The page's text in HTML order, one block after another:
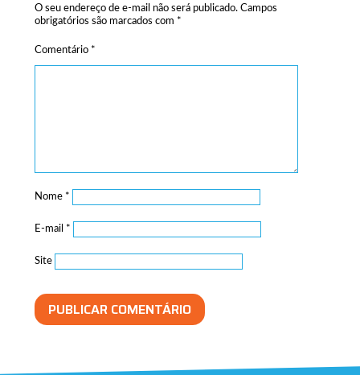
O seu endereço de e-mail não será publicado. Campos
obrigatórios são marcados com *
Comentário *
Nome *
E-mail *
Site